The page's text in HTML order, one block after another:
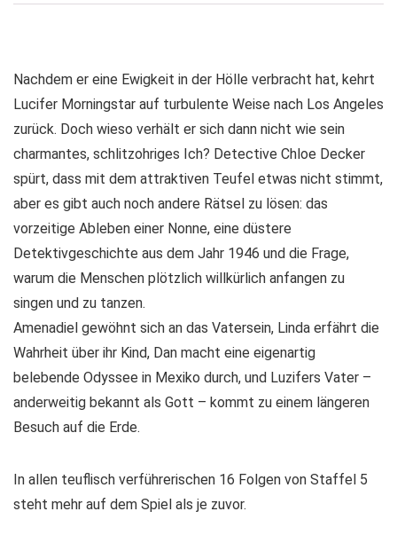
Nachdem er eine Ewigkeit in der Hölle verbracht hat, kehrt
Lucifer Morningstar auf turbulente Weise nach Los Angeles
zurück. Doch wieso verhält er sich dann nicht wie sein
charmantes, schlitzohriges Ich? Detective Chloe Decker
spürt, dass mit dem attraktiven Teufel etwas nicht stimmt,
aber es gibt auch noch andere Rätsel zu lösen: das
vorzeitige Ableben einer Nonne, eine düstere
Detektivgeschichte aus dem Jahr 1946 und die Frage,
warum die Menschen plötzlich willkürlich anfangen zu
singen und zu tanzen.
Amenadiel gewöhnt sich an das Vatersein, Linda erfährt die
Wahrheit über ihr Kind, Dan macht eine eigenartig
belebende Odyssee in Mexiko durch, und Luzifers Vater –
anderweitig bekannt als Gott – kommt zu einem längeren
Besuch auf die Erde.
In allen teuflisch verführerischen 16 Folgen von Staffel 5
steht mehr auf dem Spiel als je zuvor.